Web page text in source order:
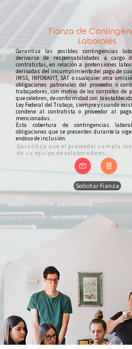
Solicitar Fianza
Fianza de
Laborales
Garantiza las posibles contingencias
derivarse de responsabilidades a cargo
contratistas, en relación a pretensiones
derivadas del incumplimiento del pago de
IMSS, INFONAVIT, SAT o cualquier otra
obligaciones patronales del proveedor o
trabajadores, con motivo de los contratos de
que celebren, de conformidad con lo
Ley Federal del Trabajo, siempre y cuando
condene al contratista o proveedor al
mencionadas.
Esta cobertura de contingencias
obligaciones que se presenten durante la
endoso de inclusión.
Garantiza que el proveedor cumpla
de su equipo de colaboradores.